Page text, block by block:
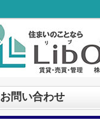
お問い合わせ